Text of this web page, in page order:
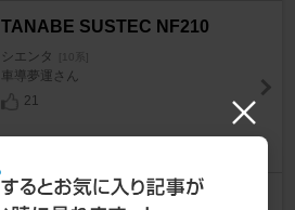
TANABE SUSTEC NF210
シエンタ
車導夢運さん
21
MICHELIN PRIMACY 5